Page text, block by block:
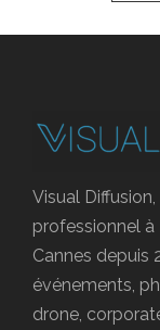
Visual
professionnel
Cannes depuis
événements,
drone,